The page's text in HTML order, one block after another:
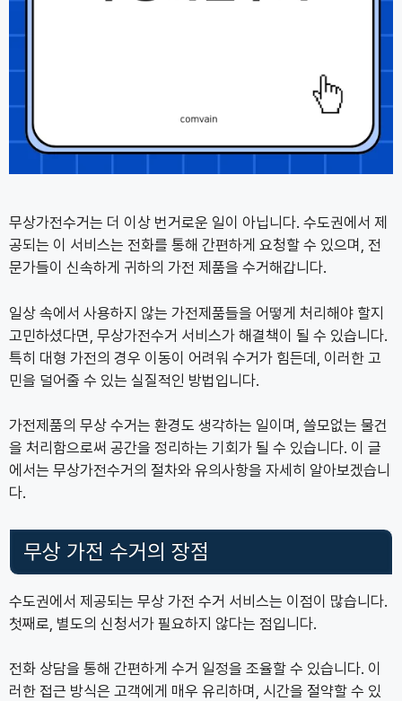
무상가전수거는 더 이상 번거로운 일이 아닙니다. 수도권에서 제
공되는 이 서비스는 전화를 통해 간편하게 요청할 수 있으며, 전
문가들이 신속하게 귀하의 가전 제품을 수거해갑니다.
일상 속에서 사용하지 않는 가전제품들을 어떻게 처리해야 할지
고민하셨다면, 무상가전수거 서비스가 해결책이 될 수 있습니다.
특히 대형 가전의 경우 이동이 어려워 수거가 힘든데, 이러한 고
민을 덜어줄 수 있는 실질적인 방법입니다.
가전제품의 무상 수거는 환경도 생각하는 일이며, 쓸모없는 물건
을 처리함으로써 공간을 정리하는 기회가 될 수 있습니다. 이 글
에서는 무상가전수거의 절차와 유의사항을 자세히 알아보겠습니
다.
무상 가전 수거의 장점
수도권에서 제공되는 무상 가전 수거 서비스는 이점이 많습니다.
첫째로, 별도의 신청서가 필요하지 않다는 점입니다.
전화 상담을 통해 간편하게 수거 일정을 조율할 수 있습니다. 이
러한 접근 방식은 고객에게 매우 유리하며, 시간을 절약할 수 있